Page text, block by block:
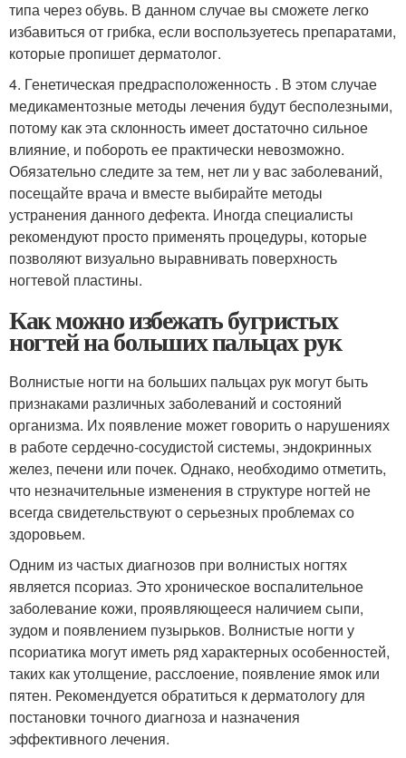
типа через обувь. В данном случае вы сможете легко
избавиться от грибка, если воспользуетесь препаратами,
которые пропишет дерматолог.
4. Генетическая предрасположенность . В этом случае
медикаментозные методы лечения будут бесполезными,
потому как эта склонность имеет достаточно сильное
влияние, и побороть ее практически невозможно.
Обязательно следите за тем, нет ли у вас заболеваний,
посещайте врача и вместе выбирайте методы
устранения данного дефекта. Иногда специалисты
рекомендуют просто применять процедуры, которые
позволяют визуально выравнивать поверхность
ногтевой пластины.
Как можно избежать бугристых
ногтей на больших пальцах рук
Волнистые ногти на больших пальцах рук могут быть
признаками различных заболеваний и состояний
организма. Их появление может говорить о нарушениях
в работе сердечно-сосудистой системы, эндокринных
желез, печени или почек. Однако, необходимо отметить,
что незначительные изменения в структуре ногтей не
всегда свидетельствуют о серьезных проблемах со
здоровьем.
Одним из частых диагнозов при волнистых ногтях
является псориаз. Это хроническое воспалительное
заболевание кожи, проявляющееся наличием сыпи,
зудом и появлением пузырьков. Волнистые ногти у
псориатика могут иметь ряд характерных особенностей,
таких как утолщение, расслоение, появление ямок или
пятен. Рекомендуется обратиться к дерматологу для
постановки точного диагноза и назначения
эффективного лечения.